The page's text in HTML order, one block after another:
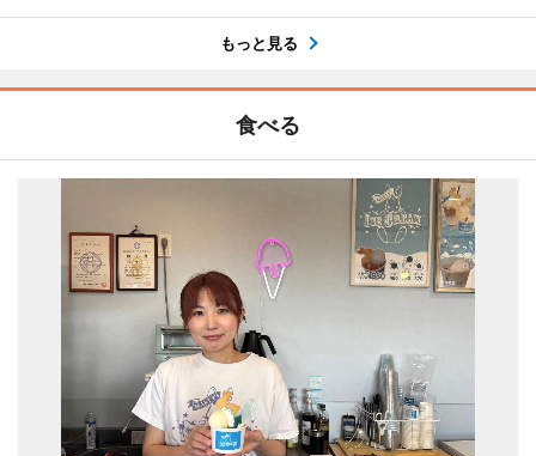
もっと見る
食べる